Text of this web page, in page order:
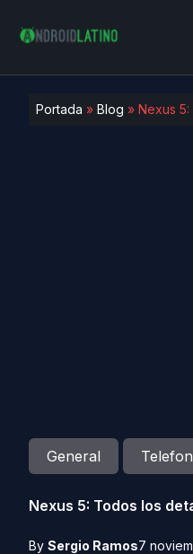
Portada » Blog » Nexus
General
Nexus 5: Todos los
By Sergio Ramos7